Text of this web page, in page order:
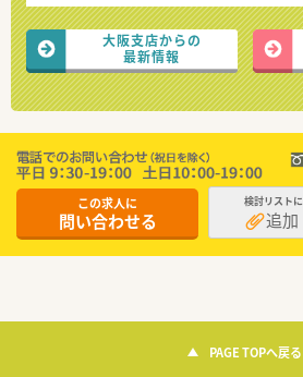
大阪支店からの
最新情報
この求人に
問い合わせる
検討リストに
追加
PAGE TOPへ戻る